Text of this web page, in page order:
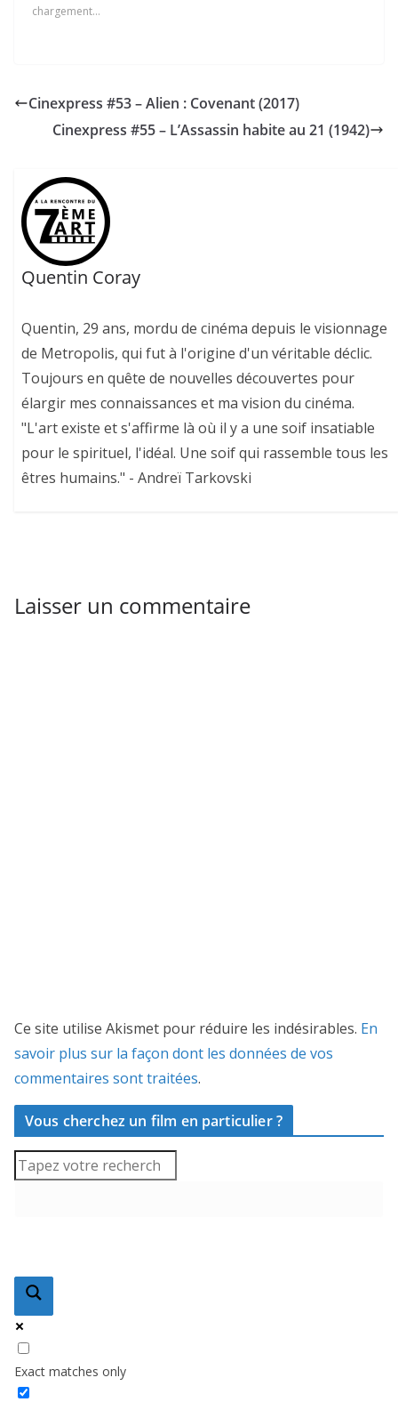
chargement…
Cinexpress #53 – Alien : Covenant (2017)
Cinexpress #55 – L’Assassin habite au 21 (1942)
Quentin Coray
Quentin, 29 ans, mordu de cinéma depuis le visionnage
de Metropolis, qui fut à l'origine d'un véritable déclic.
Toujours en quête de nouvelles découvertes pour
élargir mes connaissances et ma vision du cinéma.
"L'art existe et s'affirme là où il y a une soif insatiable
pour le spirituel, l'idéal. Une soif qui rassemble tous les
êtres humains." - Andreï Tarkovski
Laisser un commentaire
Ce site utilise Akismet pour réduire les indésirables. En
savoir plus sur la façon dont les données de vos
commentaires sont traitées.
Vous cherchez un film en particulier ?
Exact matches only